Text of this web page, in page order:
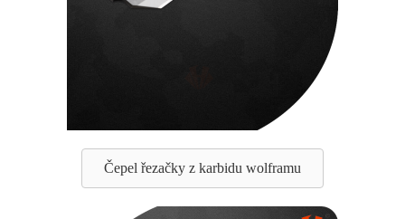
Čepel řezačky z karbidu wolframu